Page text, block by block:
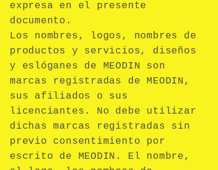
expresa en el presente
documento.
Los nombres, logos, nombres de
productos y servicios, diseños
y eslóganes de MEODIN son
marcas registradas de MEODIN,
sus afiliados o sus
licenciantes. No debe utilizar
dichas marcas registradas sin
previo consentimiento por
escrito de MEODIN. El nombre,